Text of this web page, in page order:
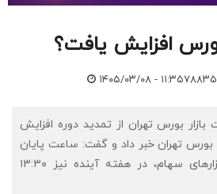
افزایش یافت؟
۱۴۰۵/۰۳/۰۸ - ۱۱:۳۵
بازار بورس تهران از تمدید دوره افزایش
تهران خبر داد و گفت: ساعت پایان
جلسه معاملاتی تمام بازارهای سهام، در هفته آینده نیز ۱۳:۳۰